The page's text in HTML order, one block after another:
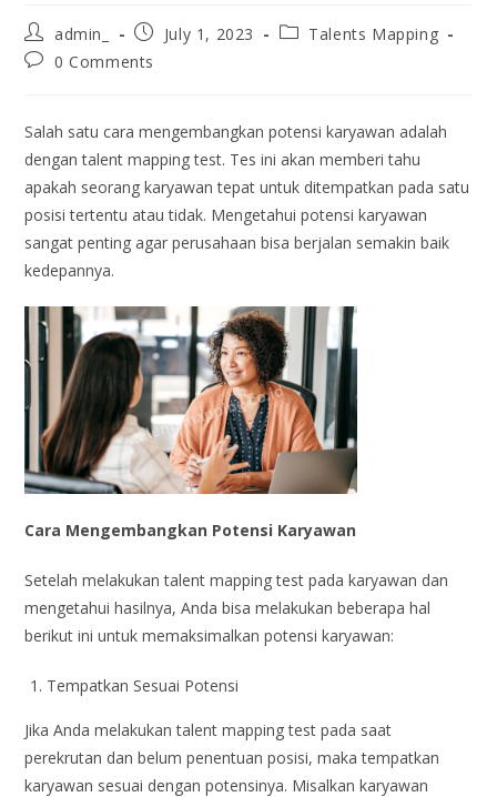
admin_ July 1, 2023
Talents Mapping
0 Comments
Salah satu cara mengembangkan potensi karyawan adalah
dengan talent mapping test. Tes ini akan memberi tahu
apakah seorang karyawan tepat untuk ditempatkan pada satu
posisi tertentu atau tidak. Mengetahui potensi karyawan
sangat penting agar perusahaan bisa berjalan semakin baik
kedepannya.
Cara Mengembangkan Potensi Karyawan
Setelah melakukan talent mapping test pada karyawan dan
mengetahui hasilnya, Anda bisa melakukan beberapa hal
berikut ini untuk memaksimalkan potensi karyawan:
Tempatkan Sesuai Potensi
Jika Anda melakukan talent mapping test pada saat
perekrutan dan belum penentuan posisi, maka tempatkan
karyawan sesuai dengan potensinya. Misalkan karyawan